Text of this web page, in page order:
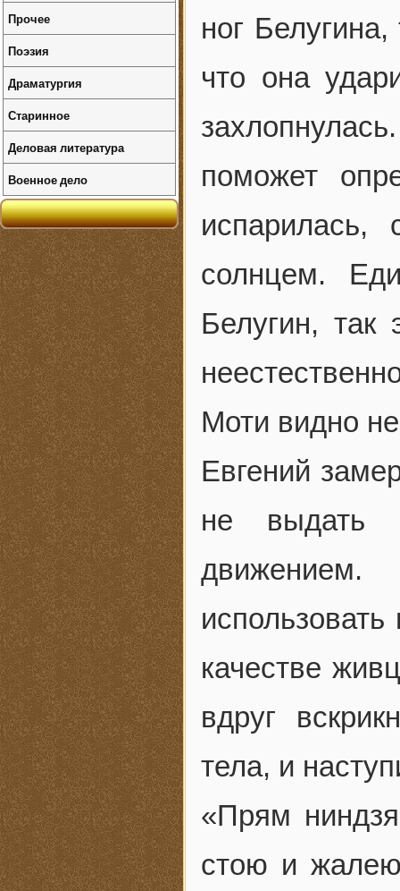
ног
что она
поможет
солнцем.
Белугин,
Моти видно
Евгений
не выдать
качестве
вдруг
тела, и
«Прям
стою и жалею
Прочее
Поэзия
Драматургия
Старинное
Деловая литература
Военное дело